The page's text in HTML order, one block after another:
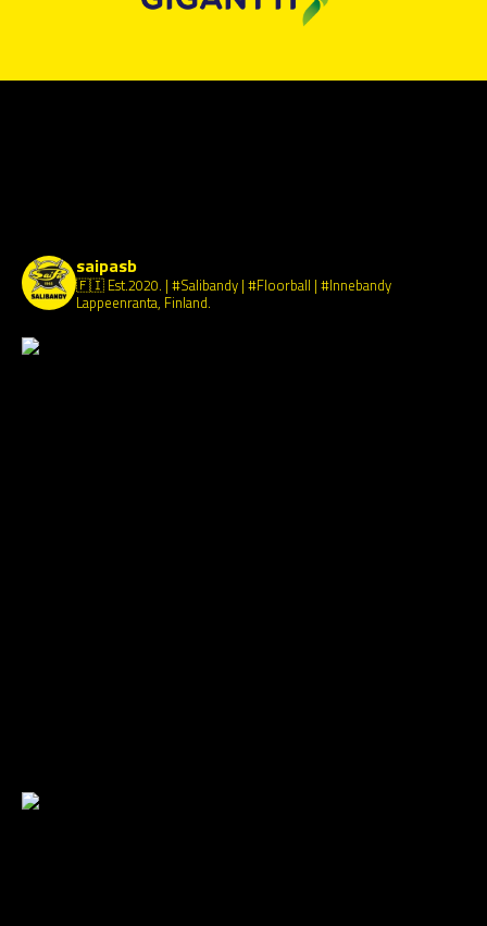
saipasb
🇫🇮 Est.2020. | #Salibandy | #Floorball | #Innebandy
Lappeenranta, Finland.